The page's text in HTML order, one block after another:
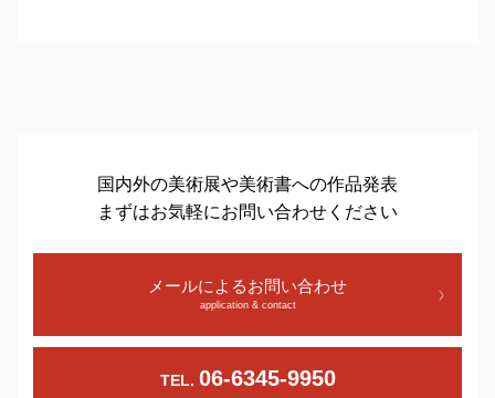
国内外の美術展や美術書への作品発表
まずはお気軽にお問い合わせください
メールによるお問い合わせ
application & contact
TEL. 06-6345-9950